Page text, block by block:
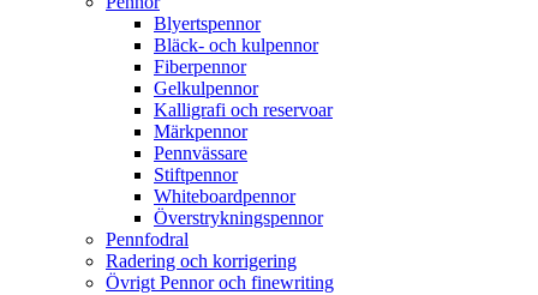
Blyertspennor
Bläck- och kulpennor
Fiberpennor
Gelkulpennor
Kalligrafi och reservoar
Märkpennor
Pennvässare
Stiftpennor
Whiteboardpennor
Överstrykningspennor
Pennfodral
Radering och korrigering
Övrigt Pennor och finewriting